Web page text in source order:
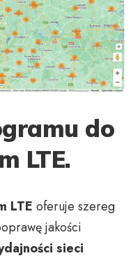
do
LTE.
LTE oferuje szereg
jakości
sieci